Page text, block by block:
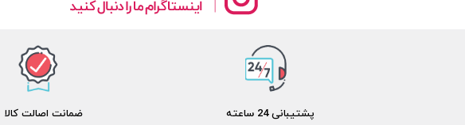
ضمانت اصالت کالا پشتیبانی 24 ساعته